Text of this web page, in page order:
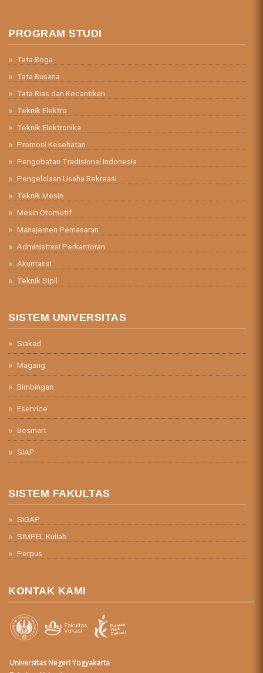
PROGRAM STUDI
Tata Boga
Tata Busana
Tata Rias dan Kecantikan
Teknik Elektro
Teknik Elektronika
Promosi Kesehatan
Pengobatan Tradisional Indonesia
Pengelolaan Usaha Rekreasi
Teknik Mesin
Mesin Otomotif
Manajemen Pemasaran
Administrasi Perkantoran
Akuntansi
Teknik Sipil
SISTEM UNIVERSITAS
Siakad
Magang
Bimbingan
Eservice
Besmart
SIAP
SISTEM FAKULTAS
SIGAP
SIMPEL Kuliah
Perpus
KONTAK KAMI
Universitas Negeri Yogyakarta